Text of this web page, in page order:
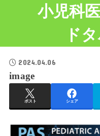
小児科
ド
2024.04.06
image
ポスト シェア